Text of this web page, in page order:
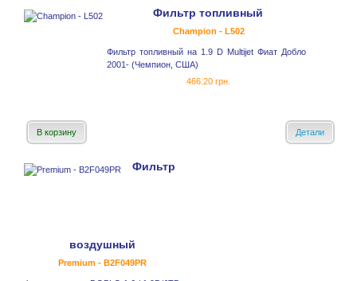
Фильтр топливный
Champion - L502
Фильтр топливный на 1.9 D Multijet Фиат Добло
2001- (Чемпион, США)
466.20 грн.
В корзину Детали
Фильтр
воздушный
Premium - B2F049PR